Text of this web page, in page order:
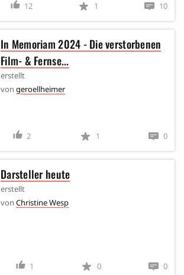
12 1 10
In Memoriam 2024 - Die verstorbenen
Film- & Fernse...
erstellt
von geroellheimer
2 1 0
Darsteller heute
erstellt
von Christine Wesp
1 0 0